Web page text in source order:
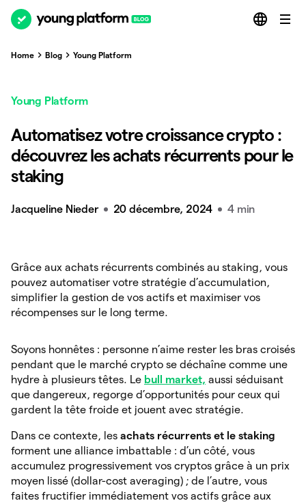
Home Blog Young Platform
Young Platform
Automatisez votre croissance crypto :
découvrez les achats récurrents pour le
staking
Jacqueline Nieder 20 décembre, 2024 4 min
Grâce aux achats récurrents combinés au staking, vous
pouvez automatiser votre stratégie d’accumulation,
simplifier la gestion de vos actifs et maximiser vos
récompenses sur le long terme.
Soyons honnêtes : personne n’aime rester les bras croisés
pendant que le marché crypto se déchaîne comme une
hydre à plusieurs têtes. Le bull market, aussi séduisant
que dangereux, regorge d’opportunités pour ceux qui
gardent la tête froide et jouent avec stratégie.
Dans ce contexte, les achats récurrents et le staking
forment une alliance imbattable : d’un côté, vous
accumulez progressivement vos cryptos grâce à un prix
moyen lissé (dollar-cost averaging) ; de l’autre, vous
faites fructifier immédiatement vos actifs grâce aux